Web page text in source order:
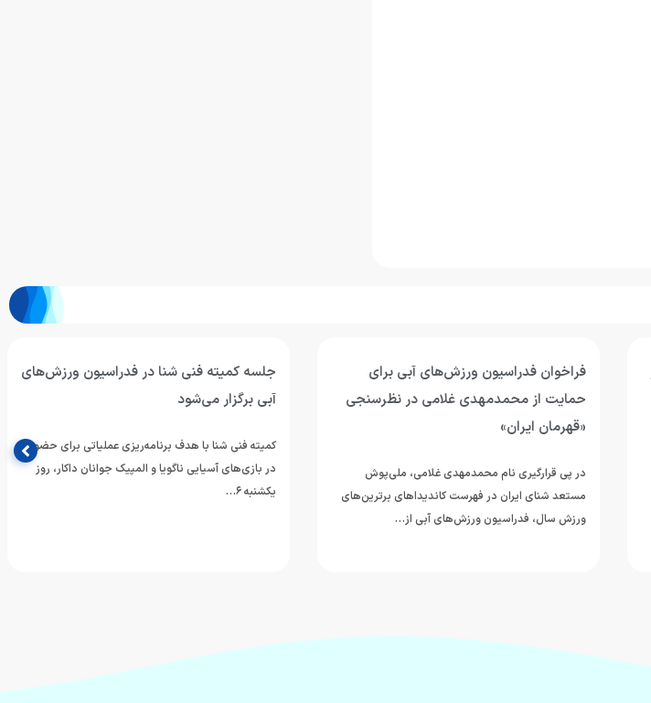
فراخوان فدراسیون ورزش‌های آبی برای
حمایت از محمدمهدی غلامی در نظرسنجی
«قهرمان ایران»
در پی قرارگیری نام محمدمهدی غلامی، ملی‌پوش
مستعد شنای ایران در فهرست کاندیداهای برترین‌های
ورزش سال، فدراسیون ورزش‌های آبی از…
جلسه کمیته فنی شنا در فدراسیون ورزش‌های
آبی برگزار می‌شود
کمیته فنی شنا با هدف برنامه‌ریزی عملیاتی برای حضور
در بازی‌های آسیایی ناگویا و المپیک جوانان داکار، روز
یکشنبه ۶…